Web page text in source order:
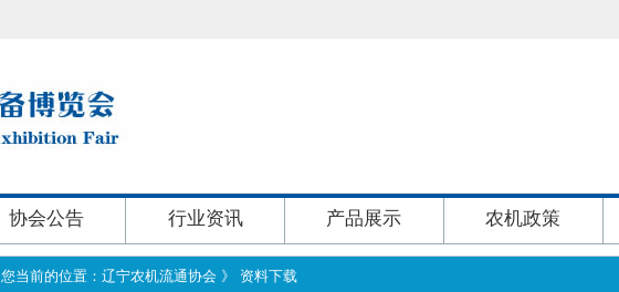
协会公告 行业资讯 产品展示 农机政策
您当前的位置：辽宁农机流通协会 》 资料下载